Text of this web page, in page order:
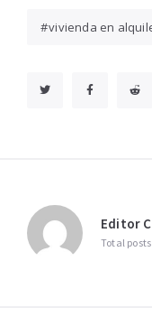
vivienda en
Editor
Total